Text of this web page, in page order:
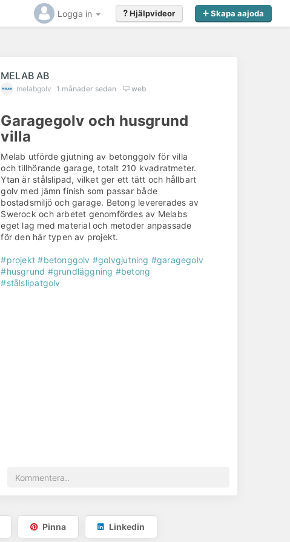
Logga in Skapa aajoda
Hjälpvideor
MELAB AB
melabgolv 1 månader sedan web
Garagegolv och husgrund
villa
Melab utförde gjutning av betonggolv för villa
och tillhörande garage, totalt 210 kvadratmeter.
Ytan är stålslipad, vilket ger ett tätt och hållbart
golv med jämn finish som passar både
bostadsmiljö och garage. Betong levererades av
Swerock och arbetet genomfördes av Melabs
eget lag med material och metoder anpassade
för den här typen av projekt.
#projekt #betonggolv #golvgjutning #garagegolv
#husgrund #grundläggning #betong
#stålslipatgolv
Pinna Linkedin